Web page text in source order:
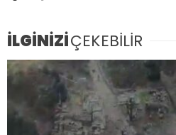
İLGİNİZİÇEKEBİLİR